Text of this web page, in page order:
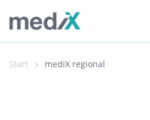
Start mediX regional